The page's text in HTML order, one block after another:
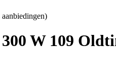
aanbiedingen)
W 109